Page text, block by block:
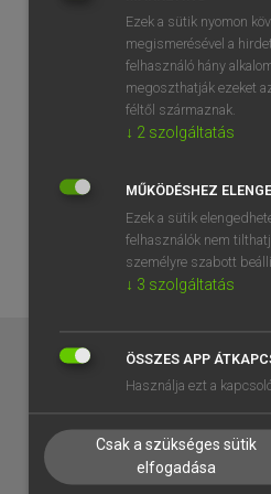
BELÉPÉS
EGYÉNI FELHASZNÁLÓKNAK
TANULÓKNAK
VÁLLALATI MEGOLDÁSOK
Ezek a sütik nyomon
megismerésével a
felhasználó hány
megoszthatják ezeket
féltől származnak.
↓ 2 szolgáltatás
MŰKÖDÉSHEZ
Ezek a sütik
felhasználók nem
személyre szabott
↓ 3 szolgáltatás
ÖSSZES APP
Használja ezt a
Csak a szükséges sütik
elfogadása